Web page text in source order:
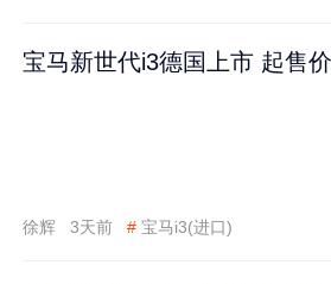
宝马新世代i3德国上市 起售
徐辉 3天前 # 宝马i3(进口)